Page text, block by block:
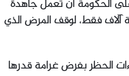
وأضاف أنه ينبغي على الحكومة أن تعمل جاهدة
إلى ثلاثة أو خمسة آلاف فقط، لوقف المرض الذي
الحظر بفرض غرامة قدرها